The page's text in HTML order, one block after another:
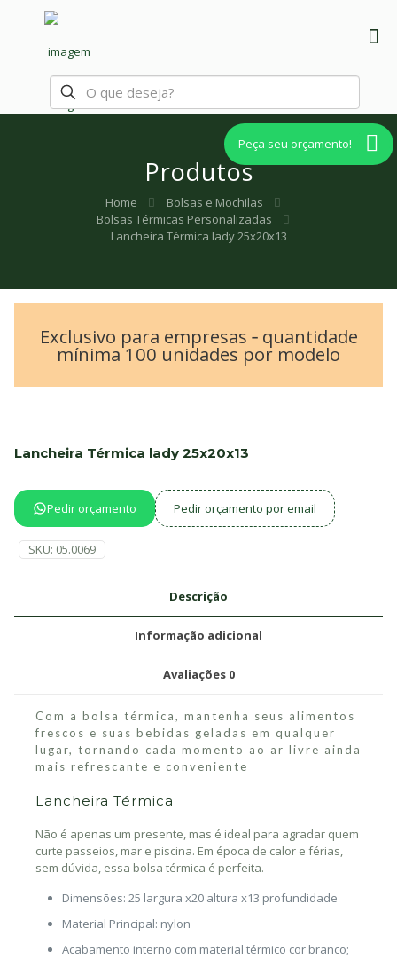
Produtos
Peça seu orçamento!
Home
Bolsas e Mochilas
Bolsas Térmicas Personalizadas
Lancheira Térmica lady 25x20x13
Exclusivo para empresas ‐ quantidade
mínima 100 unidades por modelo
Lancheira Térmica lady 25x20x13
Pedir orçamento Pedir orçamento por email
SKU: 05.0069
Descrição
Informação adicional
Avaliações 0
Com a bolsa térmica, mantenha seus alimentos
frescos e suas bebidas geladas em qualquer
lugar, tornando cada momento ao ar livre ainda
mais refrescante e conveniente
Lancheira Térmica
Não é apenas um presente, mas é ideal para agradar quem
curte passeios, mar e piscina. Em época de calor e férias,
sem dúvida, essa bolsa térmica é perfeita.
Dimensões: 25 largura x20 altura x13 profundidade
Material Principal: nylon
Acabamento interno com material térmico cor branco;